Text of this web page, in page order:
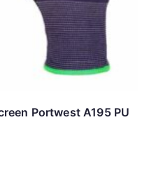
Portwest A195 PU